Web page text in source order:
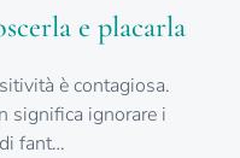
e placarla
è contagiosa.
significa ignorare i
fant…